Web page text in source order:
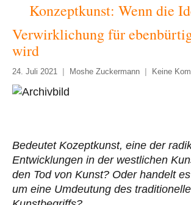
Konzeptkunst: Wenn die
Verwirklichung für
wird
24. Juli 2021 Moshe Zuckermann Keine
Bedeutet Kozeptkunst, eine der
Entwicklungen in der westlichen
den Tod von Kunst? Oder handelt
um eine Umdeutung des